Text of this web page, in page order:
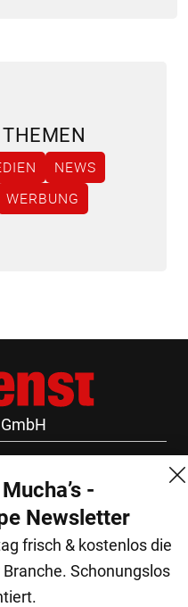
NEWS
WERBUNG
-
Newsletter
frisch & kostenlos die
Schonungslos